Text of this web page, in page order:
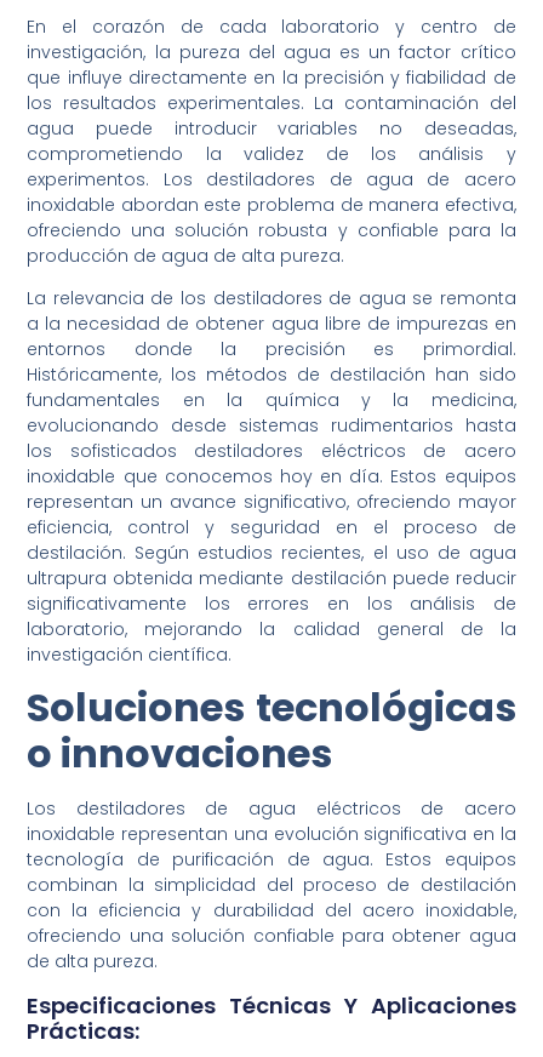
En el corazón de cada laboratorio y centro de
investigación, la pureza del agua es un factor crítico
que influye directamente en la precisión y fiabilidad de
los resultados experimentales. La contaminación del
agua puede introducir variables no deseadas,
comprometiendo la validez de los análisis y
experimentos. Los destiladores de agua de acero
inoxidable abordan este problema de manera efectiva,
ofreciendo una solución robusta y confiable para la
producción de agua de alta pureza.
La relevancia de los destiladores de agua se remonta
a la necesidad de obtener agua libre de impurezas en
entornos donde la precisión es primordial.
Históricamente, los métodos de destilación han sido
fundamentales en la química y la medicina,
evolucionando desde sistemas rudimentarios hasta
los sofisticados destiladores eléctricos de acero
inoxidable que conocemos hoy en día. Estos equipos
representan un avance significativo, ofreciendo mayor
eficiencia, control y seguridad en el proceso de
destilación. Según estudios recientes, el uso de agua
ultrapura obtenida mediante destilación puede reducir
significativamente los errores en los análisis de
laboratorio, mejorando la calidad general de la
investigación científica.
Soluciones tecnológicas
o innovaciones
Los destiladores de agua eléctricos de acero
inoxidable representan una evolución significativa en la
tecnología de purificación de agua. Estos equipos
combinan la simplicidad del proceso de destilación
con la eficiencia y durabilidad del acero inoxidable,
ofreciendo una solución confiable para obtener agua
de alta pureza.
Especificaciones Técnicas Y Aplicaciones
Prácticas: